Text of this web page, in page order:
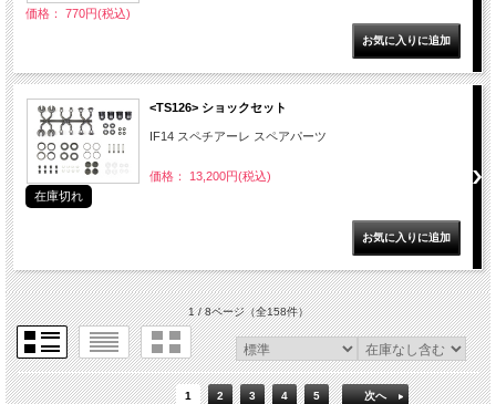
価格： 770円(税込)
<TS126> ショックセット
IF14 スペチアーレ スペアパーツ
価格： 13,200円(税込)
在庫切れ
1 / 8ページ（全158件）
1 2 3 4 5 次へ